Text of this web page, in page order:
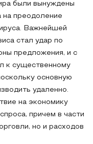
были вынуждены
на преодоление
Важнейшей
стал удар по
предложения, и с
к существенному
основную
удаленно.
на экономику
причем в части
но и расходов